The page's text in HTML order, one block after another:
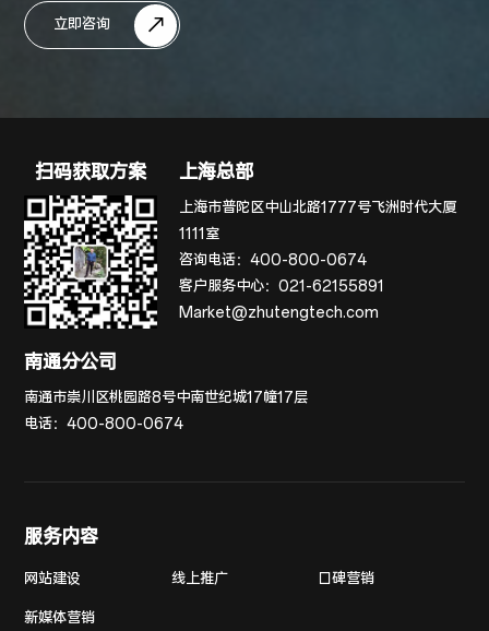
立即咨询
扫码获取方案 上海总部
上海市普陀区中山北路1777号飞洲时代大厦
1111室
咨询电话：400-800-0674
客户服务中心：021-62155891
Market@zhutengtech.com
南通分公司
南通市崇川区桃园路8号中南世纪城17幢17层
电话：400-800-0674
服务内容
网站建设 线上推广 口碑营销
新媒体营销